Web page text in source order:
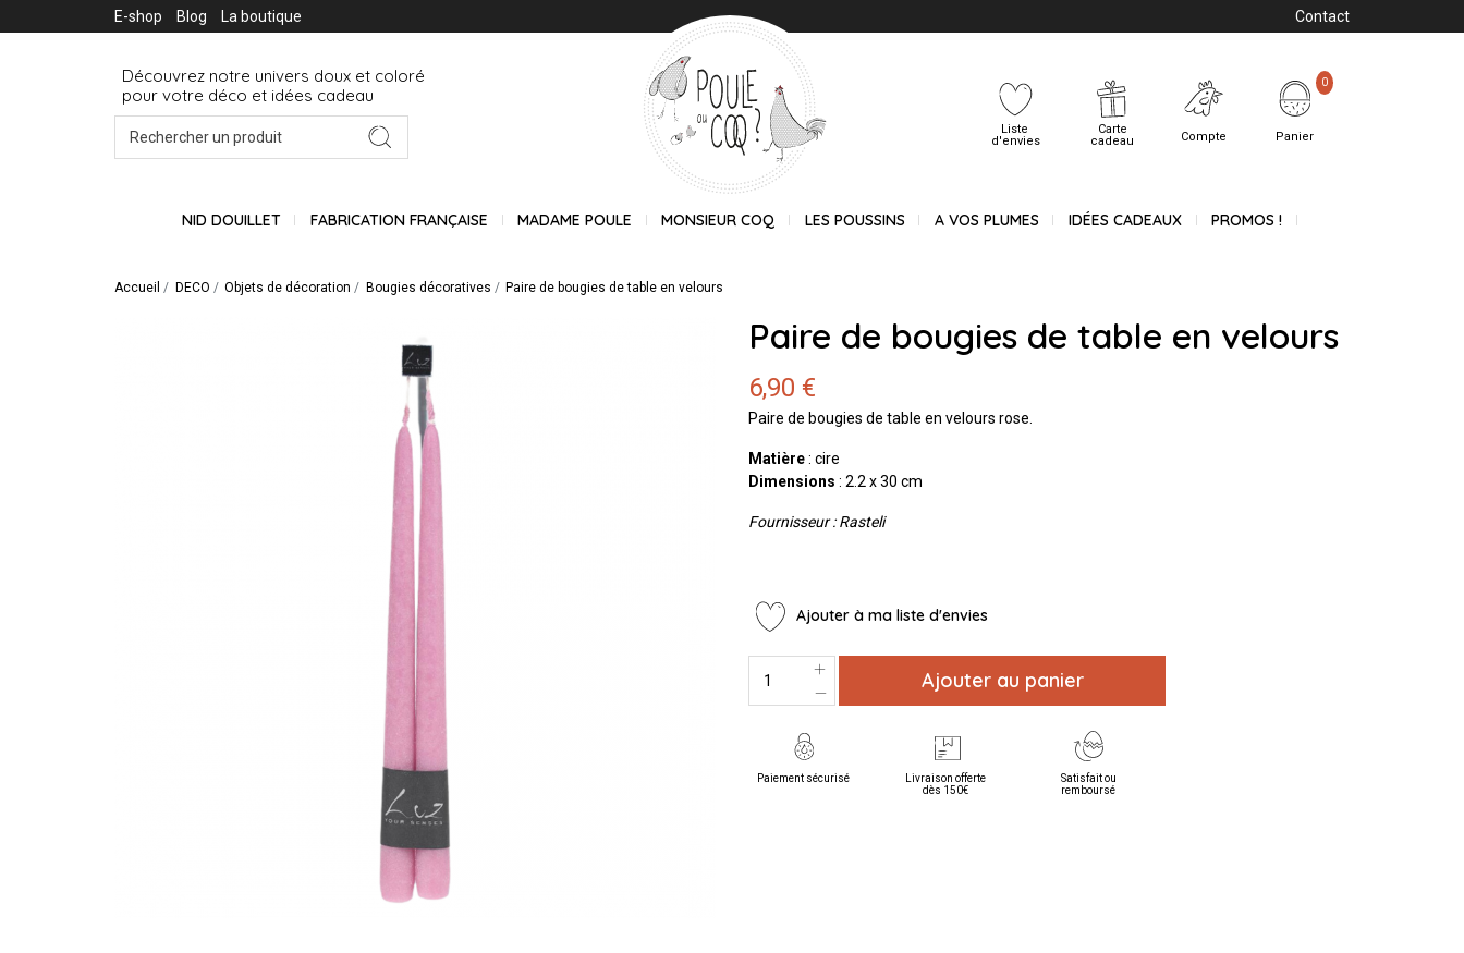
E-shop Blog La boutique Contact
Découvrez notre univers doux et coloré
pour votre déco et idées cadeau
Liste
d'envies
Carte
cadeau
Compte Panier
0
NID DOUILLET FABRICATION FRANÇAISE MADAME POULE MONSIEUR COQ LES POUSSINS A VOS PLUMES IDÉES CADEAUX PROMOS !
Accueil DECO Objets de décoration Bougies décoratives Paire de bougies de table en velours
Paire de bougies de table en velours
6,90 €
Paire de bougies de table en velours rose.
Matière: cire
Dimensions : 2.2 x 30 cm
Fournisseur : Rasteli
Ajouter à ma liste d'envies
Ajouter au panier
Paiement sécurisé
Livraison offerte
dès 150€
Satisfait ou
remboursé